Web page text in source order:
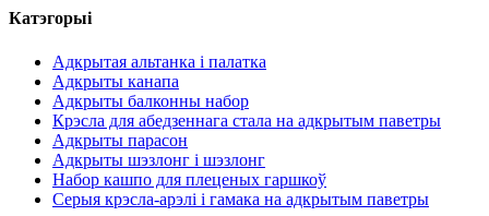
Катэгорыі
Адкрытая альтанка і палатка
Адкрыты канапа
Адкрыты балконны набор
Крэсла для абедзеннага стала на адкрытым паветры
Адкрыты парасон
Адкрыты шэзлонг і шэзлонг
Набор кашпо для плеценых гаршкоў
Серыя крэсла-арэлі і гамака на адкрытым паветры